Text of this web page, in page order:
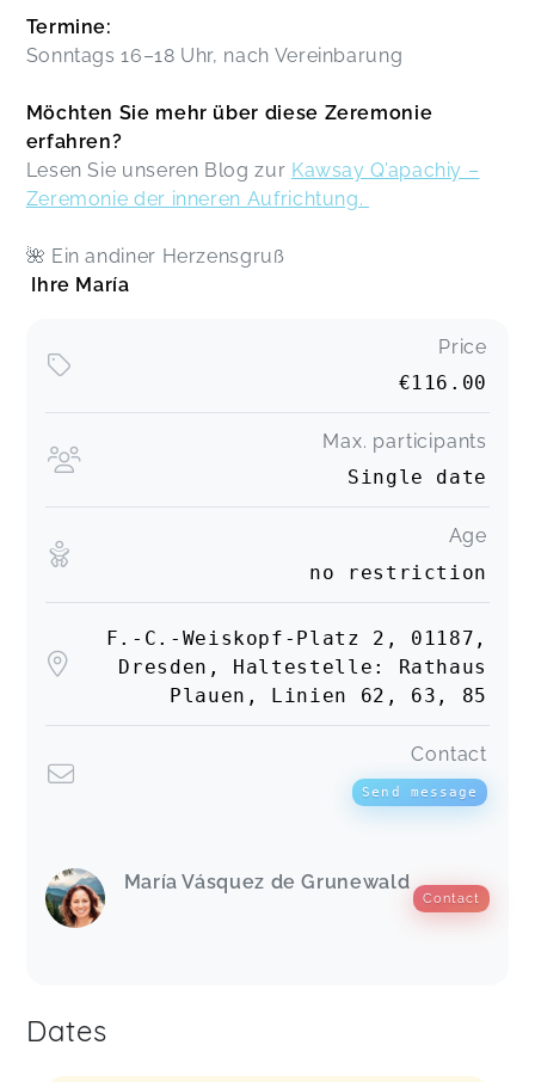
Termine:
Sonntags 16–18 Uhr, nach Vereinbarung
Möchten Sie mehr über diese Zeremonie
erfahren?
Lesen Sie unseren Blog zur Kawsay Q’apachiy –
Zeremonie der inneren Aufrichtung.
🌺 Ein andiner Herzensgruß
Ihre María
Price
€116.00
Max. participants
Single date
Age
no restriction
F.-C.-Weiskopf-Platz 2, 01187,
Dresden, Haltestelle: Rathaus
Plauen, Linien 62, 63, 85
Contact
Send message
María Vásquez de Grunewald
Contact
Dates